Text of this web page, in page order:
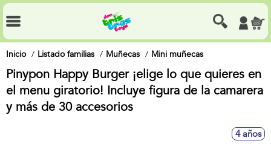
Inicio Listado familias Muñecas Mini muñecas
Pinypon Happy Burger ¡elige lo que quieres en
el menu giratorio! Incluye figura de la camarera
y más de 30 accesorios
4 años